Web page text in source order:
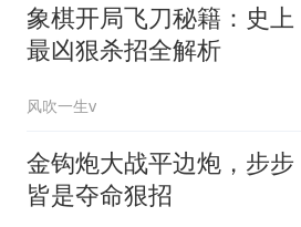
象棋开局飞刀秘籍：史上
最凶狠杀招全解析
风吹一生v
金钩炮大战平边炮，步步
皆是夺命狠招